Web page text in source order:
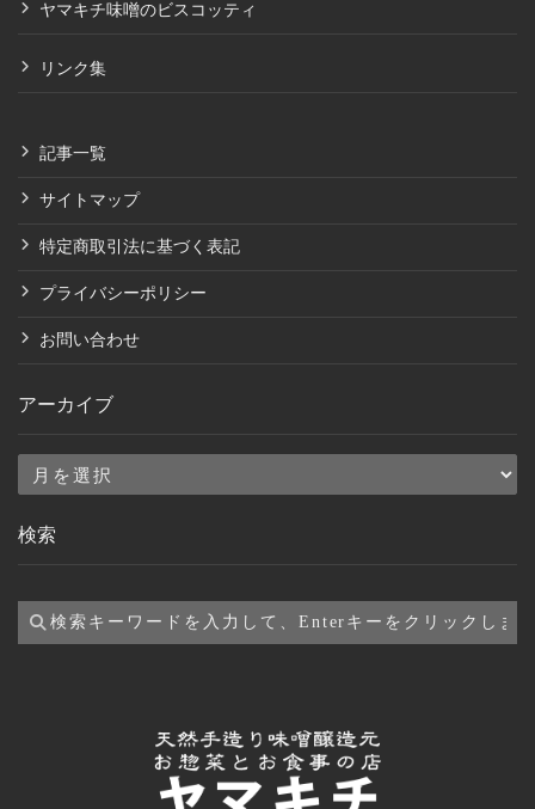
ヤマキチ味噌のビスコッティ
リンク集
記事一覧
サイトマップ
特定商取引法に基づく表記
プライバシーポリシー
お問い合わせ
アーカイブ
ア
カ
ブ
検索